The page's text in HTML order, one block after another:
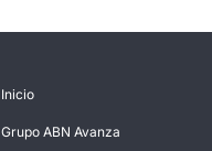
Inicio
Grupo ABN Avanza